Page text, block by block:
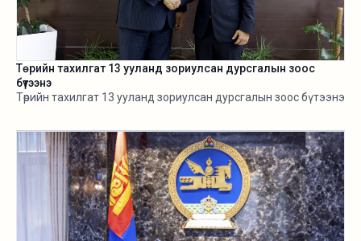
Төрийн тахилгат 13 ууланд зориулсан дурсгалын зоос
бүтээнэ
Төрийн тахилгат 13 ууланд зориулсан дурсгалын зоос бүтээнэ